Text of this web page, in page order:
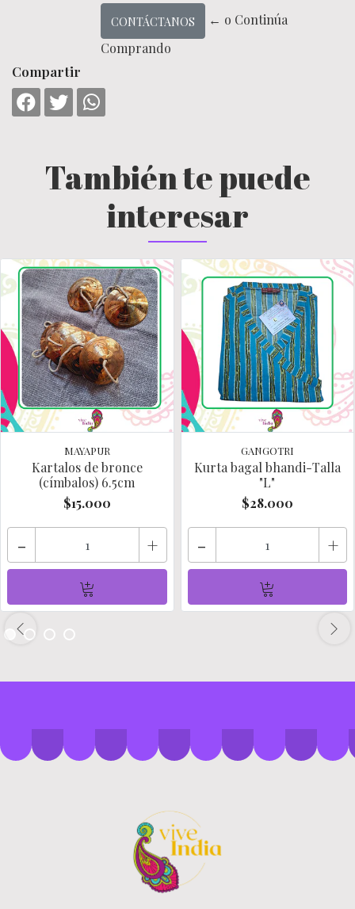
CONTÁCTANOS
← o Continúa
Comprando
Compartir
También te puede
interesar
MAYAPUR
Kartalos de bronce
(címbalos) 6.5cm
$15.000
- +
GANGOTRI
Kurta bagal bhandi-Talla
"L"
$28.000
- +